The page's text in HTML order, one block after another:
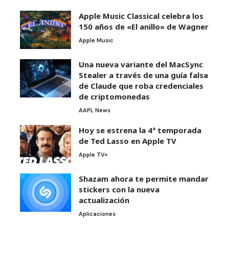
Apple Music Classical celebra los
150 años de «El anillo» de Wagner
Apple Music
Una nueva variante del MacSync
Stealer a través de una guía falsa
de Claude que roba credenciales
de criptomonedas
AAPL News
Hoy se estrena la 4ª temporada
de Ted Lasso en Apple TV
Apple TV+
Shazam ahora te permite mandar
stickers con la nueva
actualización
Aplicaciones